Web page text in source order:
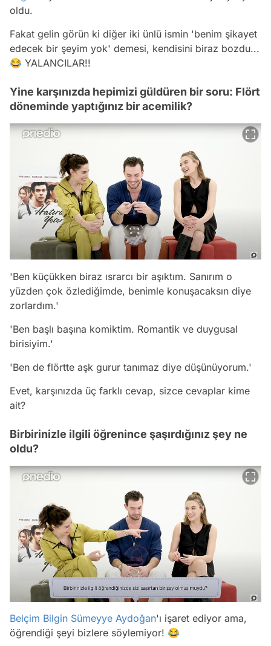
oldu.
Fakat gelin görün ki diğer iki ünlü ismin 'benim şikayet
edecek bir şeyim yok' demesi, kendisini biraz bozdu...
😂 YALANCILAR!!
Yine karşınızda hepimizi güldüren bir soru: Flört
döneminde yaptığınız bir acemilik?
'Ben küçükken biraz ısrarcı bir aşıktım. Sanırım o
yüzden çok özlediğimde, benimle konuşacaksın diye
zorlardım.'
'Ben başlı başına komiktim. Romantik ve duygusal
birisiyim.'
'Ben de flörtte aşk gurur tanımaz diye düşünüyorum.'
Evet, karşınızda üç farklı cevap, sizce cevaplar kime
ait?
Birbirinizle ilgili öğrenince şaşırdığınız şey ne
oldu?
Belçim Bilgin Sümeyye Aydoğan'ı işaret ediyor ama,
öğrendiği şeyi bizlere söylemiyor! 😂